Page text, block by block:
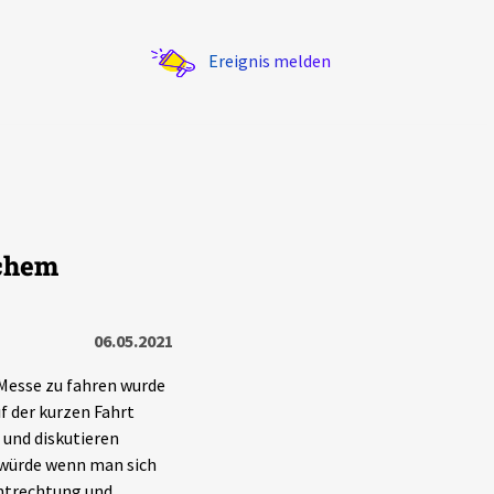
Ereignis melden
06.05.2021
zu fahren wurde
der kurzen Fahrt
diskutieren
wenn man sich
Statistik